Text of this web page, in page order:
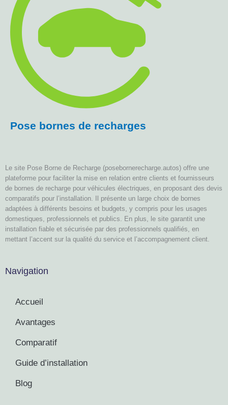
Pose bornes de recharges
Le site Pose Borne de Recharge (posebornerecharge.autos) offre une
plateforme pour faciliter la mise en relation entre clients et fournisseurs
de bornes de recharge pour véhicules électriques, en proposant des devis
comparatifs pour l’installation. Il présente un large choix de bornes
adaptées à différents besoins et budgets, y compris pour les usages
domestiques, professionnels et publics. En plus, le site garantit une
installation fiable et sécurisée par des professionnels qualifiés, en
mettant l’accent sur la qualité du service et l’accompagnement client.
Navigation
Accueil
Avantages
Comparatif
Guide d’installation
Blog